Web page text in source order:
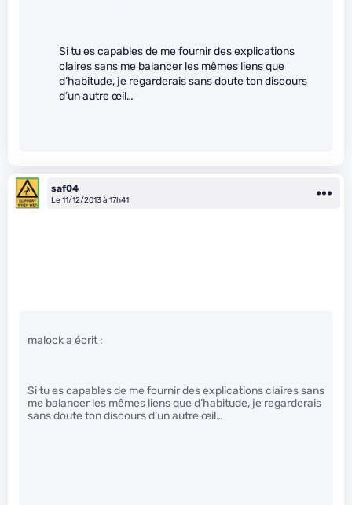
Si tu es capables de me fournir des explications
claires sans me balancer les mêmes liens que
d’habitude, je regarderais sans doute ton discours
d’un autre œil…
saf04
Le 11/12/2013 à 17h41
malock a écrit :
Si tu es capables de me fournir des explications claires sans
me balancer les mêmes liens que d’habitude, je regarderais
sans doute ton discours d’un autre œil…